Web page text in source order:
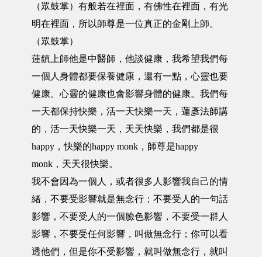
（眾鼓掌）有般若在裡面，有佛性在裡面，有光
明在裡面，所以師尊是一位真正的金剛上師。
（眾鼓掌）
蓮鎮上師他是中醫師，他談健康，我希望我們每
一個人身體都要保養健康，還有一點，心靈也要
健康。心靈的健康也會影響身體的健康。我們每
一天都保持快樂，活一天快樂一天，蓮彥法師講
的，活一天快樂一天，天天快樂，我們都是很
happy，快樂的happy monk，師尊是happy
monk，天天很快樂。
我不會因為一個人，或者很多人影響我自己的情
緒，不要受影響就是無念行；不要受人的一句話
影響，不要受人的一個臉色影響，不要受一群人
影響，不要受任何影響，叫做無念行；你可以看
透他們，但是你不受影響，就叫做無念行，就叫